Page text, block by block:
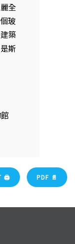
全
玻
築
斯
🖨 PDF 📄